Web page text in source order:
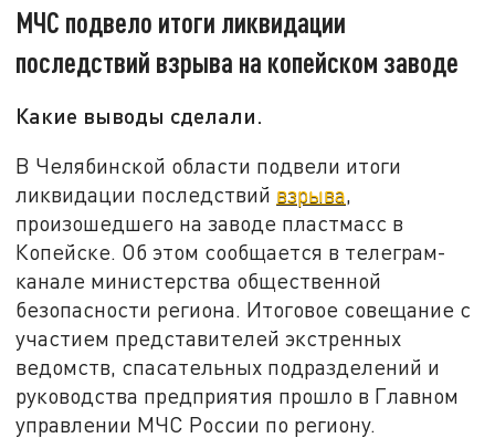
МЧС подвело итоги ликвидации
последствий взрыва на копейском заводе
Какие выводы сделали.
В Челябинской области подвели итоги
ликвидации последствий взрыва,
произошедшего на заводе пластмасс в
Копейске. Об этом сообщается в телеграм-
канале министерства общественной
безопасности региона. Итоговое совещание с
участием представителей экстренных
ведомств, спасательных подразделений и
руководства предприятия прошло в Главном
управлении МЧС России по региону.